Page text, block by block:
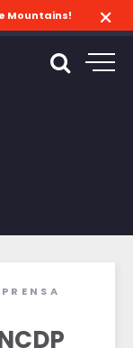
Mountains!
PRENSA